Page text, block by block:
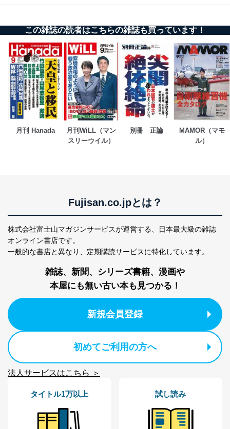
告配信サービス会社
販売店などの梱包・配送・配達会社
４．開示対象個人情報の「開示」「訂正」等の請求につ
いて
当社は、本人から、開示対象個人情報について利用目的
の通知を求められた場合には、遅滞なくこれに応じま
す。ただし、以下①～④のいずれかに該当する場合は、
利用目的の通知を行なうことはできません。そのとき
は、本人に遅滞無くその旨を通知するとともに、理由を
説明させていただきます。
①利用目的を本人に通知し、又は公表することによって
本人又は第三者の生命、身体、財産その他の権利利益を
③国の機関又は地方公共団体が法令の定める事務を遂行
事務の遂行に支障を及ぼすおそれがあるとき
④開示対象個人情報の利用目的が明らかな場合
たはその代理人からの利用目的の通知、開示、変更等
（内容の訂正、追加または削除）、利用停止等（「利用
個人情報は「マイページ」にログインしていただくこと
す。マイページをご利用いただけない方、その他の方に
つきましては、下記Aをご覧ください。 また、ご登録い
ただいた個人情報のうち、市町村などの名称および郵便
番号、金融機関の名称あるいはクレジットカードの有効
期限など、商品のお届けやご請求を行う上で支障がある
せていただく場合があります。
開示等の求めは、電話又は電子メールにて下記までお申
し付けください。開示等の求めに際して提出していただ
この雑誌の読者はこちらの雑誌も買っています！
月刊 Hanada
月刊WiLL（マン
スリーウイル）
別冊　正論
MAMOR（マモ
ル）
Fujisan.co.jpとは？
株式会社富士山マガジンサービスが運営する、
日本最大級の雑誌
オンライン書店です。
一般的な書店と異なり、 定期購読サービスに特化しています。
雑誌、新聞、シリーズ書籍、漫画や
本屋にも無い古い本も見つかる！
新規会員登録
初めてご利用の方へ
法人サービスはこちら ＞
タイトル1万以上 試し読み